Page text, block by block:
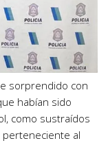
sorprendido con
habían sido
como sustraídos
perteneciente al